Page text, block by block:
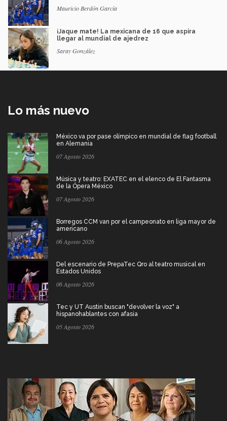
Mauricio Berdón García
¡Jaque mate! La mexicana de 16 que aspira
llegar al mundial de ajedrez
Saray González
Lo más nuevo
México va por pase olímpico en mundial de flag football
en Alemania
07 Agosto 2026
Música y teatro: EXATEC en el elenco de El Fantasma
de la Ópera México
07 Agosto 2026
Borregos CCM van por el campeonato en liga mayor de
americano
06 Agosto 2026
Del escenario de PrepaTec Qro al teatro musical en
Estados Unidos
06 Agosto 2026
Tec y UT Austin buscan "devolver la voz" a
hispanohablantes con afasia
05 Agosto 2026